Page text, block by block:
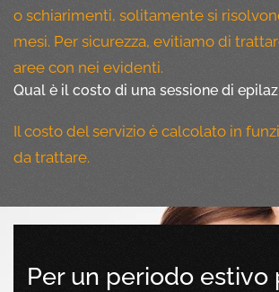
o schiarimenti, solitamente si
mesi. Per sicurezza, evitiamo di
aree con nei evidenti.
Qual è il costo di una sessione di
Il costo del servizio è calcolato in
da trattare.
Per un periodo estivo